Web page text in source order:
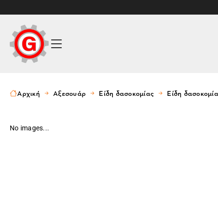
Αρχική Αξεσουάρ Είδη δασοκομίας Είδη
No images...